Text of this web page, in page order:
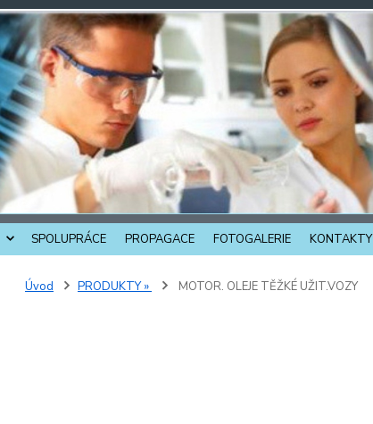
SPOLUPRÁCE PROPAGACE FOTOGALERIE KONTAKTY
Úvod PRODUKTY » MOTOR. OLEJE TĚŽKÉ UŽIT.VOZY